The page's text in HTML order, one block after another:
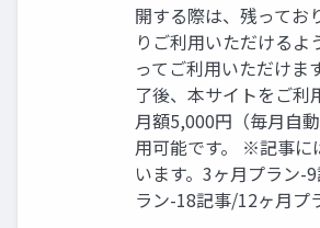
開する際は、残ってお
りご利⽤いただけるよ
ってご利⽤いただけ
了後、本サイトをご利
⽉額5,000円（毎⽉⾃
⽤可能です。 ※記事に
います。3ヶ⽉プラン-
ラン-18記事/12ヶ⽉プ